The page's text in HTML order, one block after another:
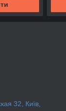
32, Київ,